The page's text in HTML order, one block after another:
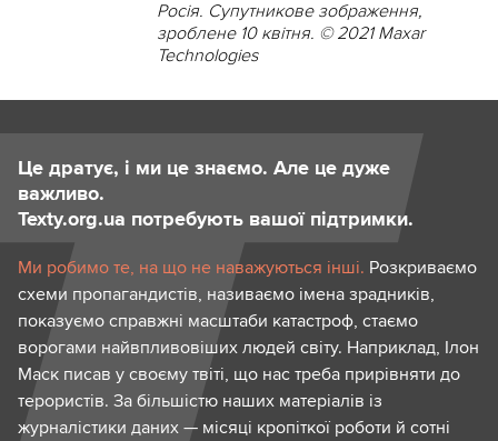
Росія. Супутникове зображення,
зроблене 10 квітня. © 2021 Maxar
Technologies
Це дратує, і ми це знаємо. Але це дуже
важливо.
Texty.org.ua потребують вашої підтримки.
Ми робимо те, на що не наважуються інші. Розкриваємо
схеми пропагандистів, називаємо імена зрадників,
показуємо справжні масштаби катастроф, стаємо
ворогами найвпливовіших людей світу. Наприклад, Ілон
Маск писав у своєму твіті, що нас треба прирівняти до
терористів. За більшістю наших матеріалів із
журналістики даних — місяці кропіткої роботи й сотні